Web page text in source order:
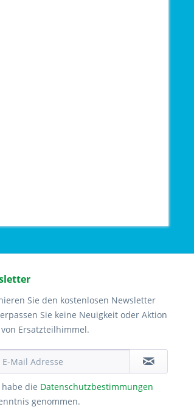
Sie den kostenlosen Newsletter
Sie keine Neuigkeit oder Aktion
Ersatzteilhimmel.
habe die Datenschutzbestimmungen
genommen.